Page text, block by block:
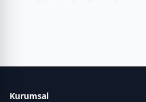
Kurumsal